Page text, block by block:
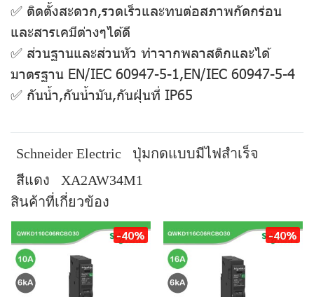
✅ ติดตั้งสะดวก,รวดเร็วและทนต่อสภาพกัดกร่อน
และสารเคมีต่างๆได้ดี
✅ ส่วนฐานและส่วนหัว ทำจากพลาสติกและได้
มาตรฐาน EN/IEC 60947-5-1,EN/IEC 60947-5-4
✅ กันน้ำ,กันน้ำมัน,กันฝุ่นที่ IP65
Schneider Electric
ปุ่มกดแบบมีไฟสำเร็จ
สีแดง
XA2AW34M1
สินค้าที่เกี่ยวข้อง
-40% -40%